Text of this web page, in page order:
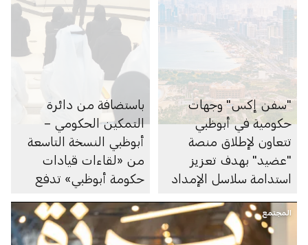
"سفن إكس" وجهات
حكومية في أبوظبي
تتعاون لإطلاق منصة
"عضيد" بهدف تعزيز
استدامة سلاسل الإمداد
باستضافة من دائرة
التمكين الحكومي –
أبوظبي النسخة التاسعة
من «لقاءات قيادات
حكومة أبوظبي» تدفع
المواهب في القطاع
الحكومي
المجتمع